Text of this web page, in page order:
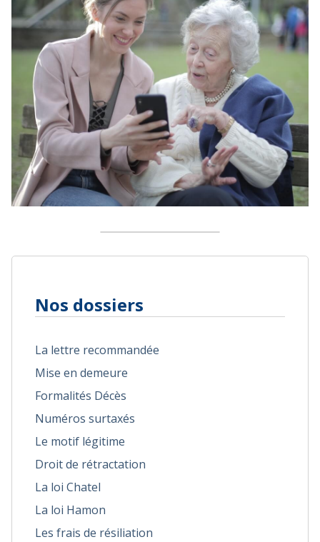
Nos dossiers
La lettre recommandée
Mise en demeure
Formalités Décès
Numéros surtaxés
Le motif légitime
Droit de rétractation
La loi Chatel
La loi Hamon
Les frais de résiliation